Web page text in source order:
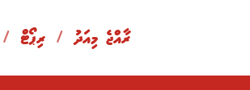
ރާއްޖެ މިއަދު / ރިޕޯޓް /